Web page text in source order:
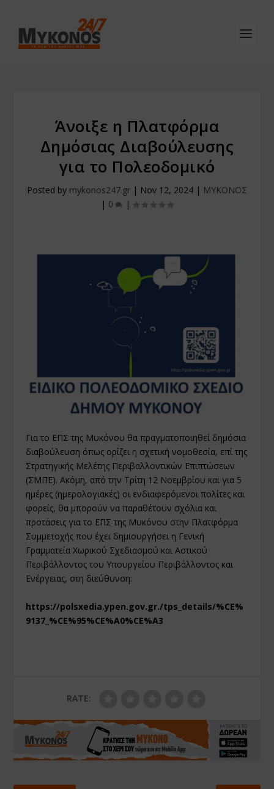
Άνοιξε η Πλατφόρμα
Δημόσιας Διαβούλευσης
για το Πολεοδομικό
Posted by mykonos247.gr | Nov 12, 2024 | ΜΥΚΟΝΟΣ
| 0 |
Για το ΕΠΣ της Μυκόνου θα πραγματοποιηθεί δημόσια
διαβούλευση όπως ορίζει η σχετική νομοθεσία, επί της
Στρατηγικής Μελέτης Περιβαλλοντικών Επιπτώσεων
(ΣΜΠΕ). Ακόμη, από την Τρίτη 12 Νοεμβρίου και για 5
ημέρες (ημερολογιακές) οι ενδιαφερόμενοι πολίτες και
φορείς, θα μπορούν να παραθέτουν σχόλια και
προτάσεις για το ΕΠΣ της Μυκόνου στην Πλατφόρμα
Συμμετοχής που έχει δημιουργήσει η Γενική
Γραμματεία Χωρικού Σχεδιασμού και Αστικού
Περιβάλλοντος του Υπουργείου Περιβάλλοντος και
Ενέργειας, στη διεύθυνση:
https://polsxedia.ypen.gov.gr./tps_details/%CE%
9137_%CE%95%CE%A0%CE%A3
RATE: